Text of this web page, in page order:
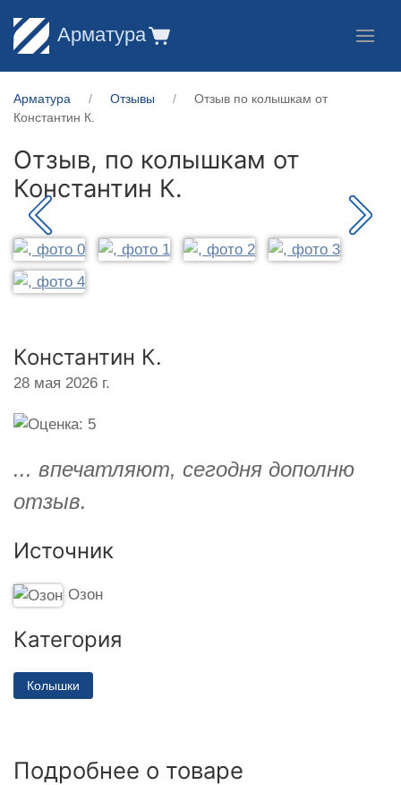
Арматура
Арматура Отзывы
Отзыв по колышкам от
Константин К.
Отзыв, по колышкам от
Константин К.
Константин К.
28 мая 2026 г.
... впечатляют, сегодня дополню
отзыв.
Источник
Озон
Категория
Колышки
Подробнее о товаре